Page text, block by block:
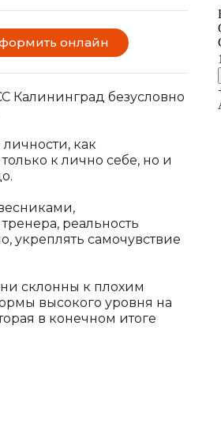
онлайн
Калининград безусловно
как
к лично себе, но и
реальность
укреплять самочувствие
склонны к плохим
высокого уровня на
в конечном итоге